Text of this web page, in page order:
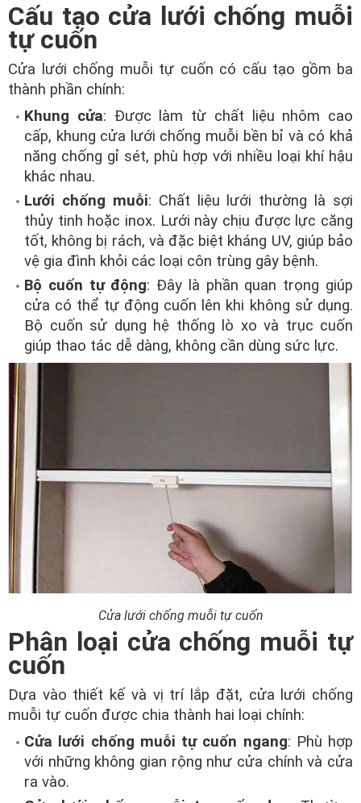
Cấu tạo cửa lưới chống muỗi
tự cuốn
Cửa lưới chống muỗi tự cuốn có cấu tạo gồm ba
thành phần chính:
Khung cửa: Được làm từ chất liệu nhôm cao
cấp, khung cửa lưới chống muỗi bền bỉ và có khả
năng chống gỉ sét, phù hợp với nhiều loại khí hậu
khác nhau.
Lưới chống muỗi: Chất liệu lưới thường là sợi
thủy tinh hoặc inox. Lưới này chịu được lực căng
tốt, không bị rách, và đặc biệt kháng UV, giúp bảo
vệ gia đình khỏi các loại côn trùng gây bệnh.
Bộ cuốn tự động: Đây là phần quan trọng giúp
cửa có thể tự động cuốn lên khi không sử dụng.
Bộ cuốn sử dụng hệ thống lò xo và trục cuốn
giúp thao tác dễ dàng, không cần dùng sức lực.
Cửa lưới chống muỗi tự cuốn
Phân loại cửa chống muỗi tự
cuốn
Dựa vào thiết kế và vị trí lắp đặt, cửa lưới chống
muỗi tự cuốn được chia thành hai loại chính:
Cửa lưới chống muỗi tự cuốn ngang: Phù hợp
với những không gian rộng như cửa chính và cửa
ra vào.